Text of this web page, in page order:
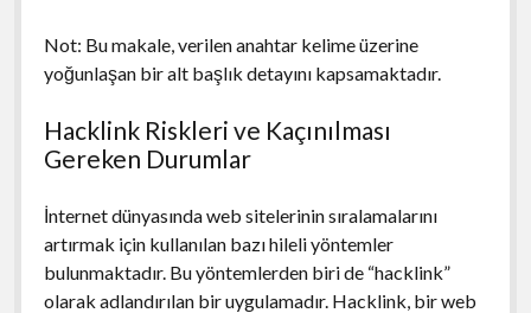
Not: Bu makale, verilen anahtar kelime üzerine
yoğunlaşan bir alt başlık detayını kapsamaktadır.
Hacklink Riskleri ve Kaçınılması
Gereken Durumlar
İnternet dünyasında web sitelerinin sıralamalarını
artırmak için kullanılan bazı hileli yöntemler
bulunmaktadır. Bu yöntemlerden biri de “hacklink”
olarak adlandırılan bir uygulamadır. Hacklink, bir web